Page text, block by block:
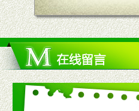
1、认同我们的经营理念。
2、具备较好商业信誉和资金实力。
3、具备区域内良好的终端网点和销
4、具备一定业务团队能力覆盖区域
5、具备较强的市场操作意识，投入
八、品牌产品
1、不断提升品牌的知名度，美誉度。